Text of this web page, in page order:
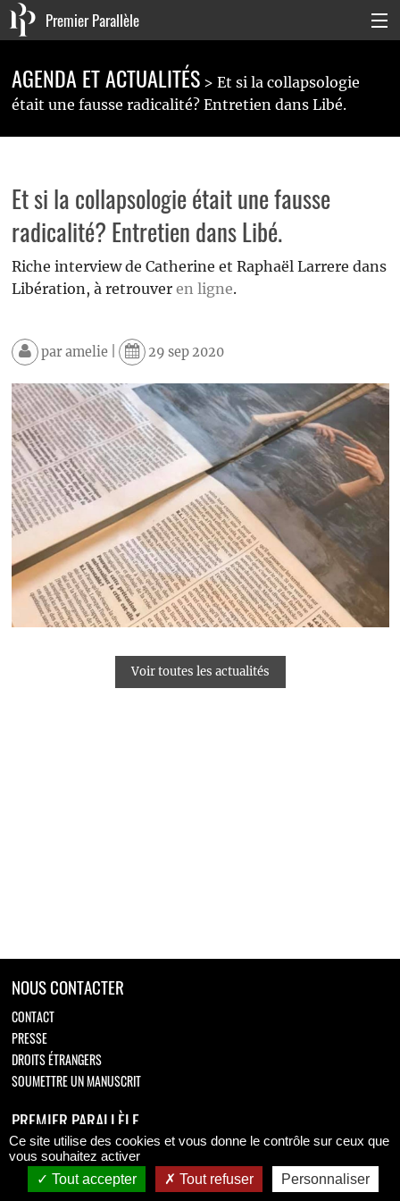
Premier Parallèle
Collection Carnets
Collection Poche
AGENDA ET ACTUALITÉS
Et si la collapsologie
était une fausse radicalité? Entretien dans Libé.
Et si la collapsologie était une fausse
radicalité? Entretien dans Libé.
Riche interview de Catherine et Raphaël Larrere dans
Libération, à retrouver en ligne.
paramelie| 29 sep 2020
Voir toutes les actualités
NOUS CONTACTER
CONTACT
PRESSE
DROITS ÉTRANGERS
SOUMETTRE UN MANUSCRIT
PREMIER PARALLÈLE
Retrouvez-nous sur
Ce site utilise des cookies et vous donne le contrôle sur ceux que
vous souhaitez activer
Tout accepter
Tout refuser Personnaliser